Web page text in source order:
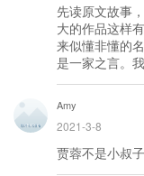
先读原文故事
大的作品这样
来似懂非懂的
是一家之言。
Amy
2021-3-8
贾蓉不是小叔